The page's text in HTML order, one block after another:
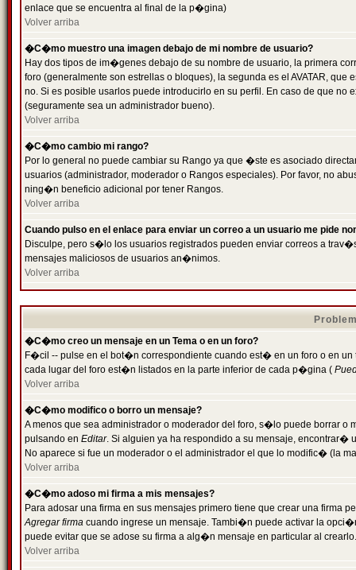
enlace que se encuentra al final de la p�gina)
Volver arriba
�C�mo muestro una imagen debajo de mi nombre de usuario?
Hay dos tipos de im�genes debajo de su nombre de usuario, la primera
foro (generalmente son estrellas o bloques), la segunda es el AVATAR,
no. Si es posible usarlos puede introducirlo en su perfil. En caso de que
(seguramente sea un administrador bueno).
Volver arriba
�C�mo cambio mi rango?
Por lo general no puede cambiar su Rango ya que �ste es asociado
usuarios (administrador, moderador o Rangos especiales). Por favor, no
ning�n beneficio adicional por tener Rangos.
Volver arriba
Cuando pulso en el enlace para enviar un correo a un usuario me pide
Disculpe, pero s�lo los usuarios registrados pueden enviar correos a
mensajes maliciosos de usuarios an�nimos.
Volver arriba
�C�mo creo un mensaje en un Tema o en un foro?
F�cil -- pulse en el bot�n correspondiente cuando est� en un foro o en
cada lugar del foro est�n listados en la parte inferior de cada p�gina (
Volver arriba
�C�mo modifico o borro un mensaje?
A menos que sea administrador o moderador del foro, s�lo puede borrar o
pulsando en Editar. Si alguien ya ha respondido a su mensaje, encontrar�
No aparece si fue un moderador o el administrador el que lo modific� (la
Volver arriba
�C�mo adoso mi firma a mis mensajes?
Para adosar una firma en sus mensajes primero tiene que crear una firma
Agregar firma cuando ingrese un mensaje. Tambi�n puede activar la
puede evitar que se adose su firma a alg�n mensaje en particular al crearlo.
Volver arriba